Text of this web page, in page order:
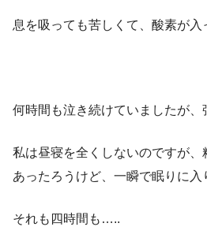
息を吸っても苦しくて、酸素が入
何時間も泣き続けていましたが、
私は昼寝を全くしないのですが
あったろうけど、一瞬で眠りに入
それも四時間も…..